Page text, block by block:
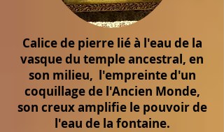
Calice de pierre lié à l'eau de la
vasque du temple ancestral, en
son milieu, l'empreinte d'un
coquillage de l'Ancien Monde,
son creux amplifie le pouvoir de
l'eau de la fontaine.